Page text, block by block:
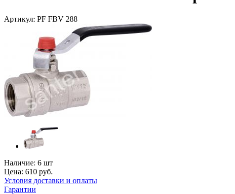
Артикул: PF FBV 288
Наличие: 6 шт
Цена: 610 руб.
Условия доставки и оплаты
Гарантии